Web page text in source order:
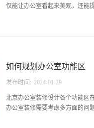
的办公室饰品入手。中小型饰品
仅能让办公室看起来美观，还能
一定要适合办公室的风格和功能
因为太饱和而显得浮夸。北京办
装修时灯的颜色，适当的地方需
会显得很单调了，所以北京办公
不能忽略消防器材的安装，这时
如何规划办公室功能区
北京办公室装修设计各个功能区
办公室装修需要考虑多方面的问
发布时间: 2024-01-29